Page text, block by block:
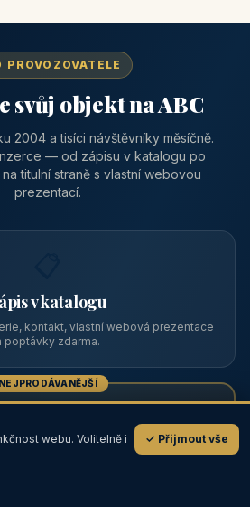
PROVOZOVATELE
svůj objekt na ABC
2004 a tisíci návštěvníky měsíčně.
— od zápisu v katalogu po
titulní straně s vlastní webovou
prezentací.
v katalogu
kontakt, vlastní webová prezentace
poptávky zdarma.
NEJPRODÁVANĚJŠÍ
partner
přednost ve výpisech, zlatý odznak a
💬
webu. Volitelně i
✓ Přijmout vše